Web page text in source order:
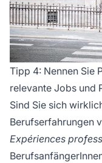
Tipp 4: Nennen Sie
relevante Jobs und
Sind Sie sich
Berufserfahrungen
Expériences